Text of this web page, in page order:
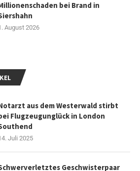
bei Brand in
August 2026
aus dem Westerwald stirbt
Flugzeugunglück in London
Juli 2025
Geschwisterpaar